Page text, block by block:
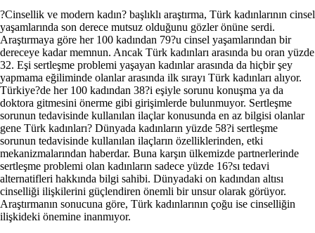
?Cinsellik ve modern kadın? başlıklı araştırma, Türk kadınlarının cinsel
yaşamlarında son derece mutsuz olduğunu gözler önüne serdi.
Araştırmaya göre her 100 kadından 79?u cinsel yaşamlarından bir
dereceye kadar memnun. Ancak Türk kadınları arasında bu oran yüzde
32. Eşi sertleşme problemi yaşayan kadınlar arasında da hiçbir şey
yapmama eğiliminde olanlar arasında ilk sırayı Türk kadınları alıyor.
Türkiye?de her 100 kadından 38?i eşiyle sorunu konuşma ya da
doktora gitmesini önerme gibi girişimlerde bulunmuyor. Sertleşme
sorunun tedavisinde kullanılan ilaçlar konusunda en az bilgisi olanlar
gene Türk kadınları? Dünyada kadınların yüzde 58?i sertleşme
sorunun tedavisinde kullanılan ilaçların özelliklerinden, etki
mekanizmalarından haberdar. Buna karşın ülkemizde partnerlerinde
sertleşme problemi olan kadınların sadece yüzde 16?sı tedavi
alternatifleri hakkında bilgi sahibi. Dünyadaki on kadından altısı
cinselliği ilişkilerini güçlendiren önemli bir unsur olarak görüyor.
Araştırmanın sonucuna göre, Türk kadınlarının çoğu ise cinselliğin
ilişkideki önemine inanmıyor.